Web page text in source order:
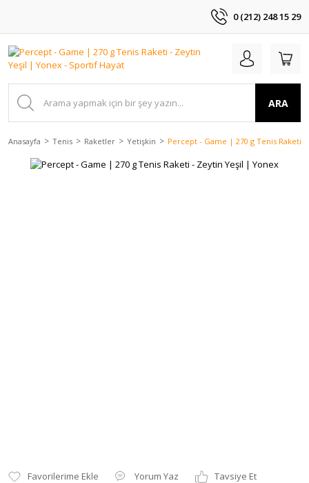
0 (212) 248 15 29
ARA
Anasayfa Tenis Raketler Yetişkin Percept - Game | 270 g Tenis Raketi
Yorum Yaz
Tavsiye Et